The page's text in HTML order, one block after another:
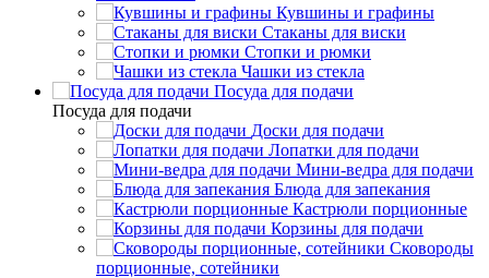
Кувшины и графины
Стаканы для виски
Стопки и рюмки
Чашки из стекла
Посуда для подачи
Посуда для подачи
Доски для подачи
Лопатки для подачи
Мини-ведра для подачи
Блюда для запекания
Кастрюли порционные
Корзины для подачи
Сковороды
порционные, сотейники